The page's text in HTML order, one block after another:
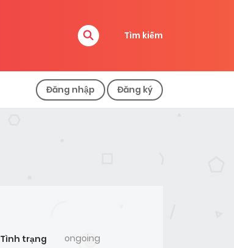
Tìm kiếm
Đăng nhập Đăng ký
Tình trạng ongoing